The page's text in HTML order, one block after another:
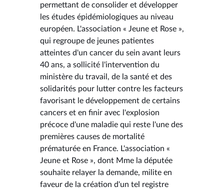
permettant de consolider et développer
les études épidémiologiques au niveau
européen. L'association « Jeune et Rose »,
qui regroupe de jeunes patientes
atteintes d'un cancer du sein avant leurs
40 ans, a sollicité l'intervention du
ministère du travail, de la santé et des
solidarités pour lutter contre les facteurs
favorisant le développement de certains
cancers et en finir avec l'explosion
précoce d'une maladie qui reste l'une des
premières causes de mortalité
prématurée en France. L'association «
Jeune et Rose », dont Mme la députée
souhaite relayer la demande, milite en
faveur de la création d'un tel registre